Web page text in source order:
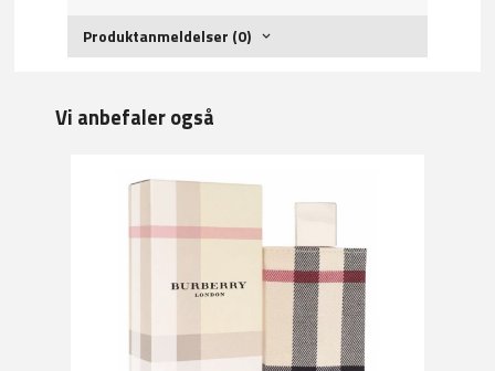
Produktanmeldelser (0)
Vi anbefaler også